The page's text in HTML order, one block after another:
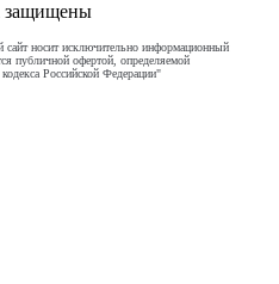
защищены
носит исключительно информационный
публичной офертой, определяемой
Российской Федерации"